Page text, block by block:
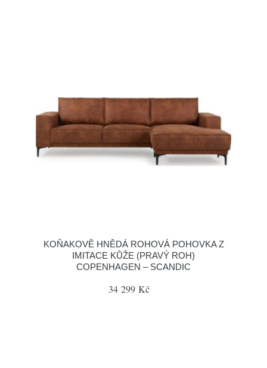
KOŇAKOVĚ HNĚDÁ ROHOVÁ POHOVKA Z
IMITACE KŮŽE (PRAVÝ ROH)
COPENHAGEN – SCANDIC
34 299 Kč